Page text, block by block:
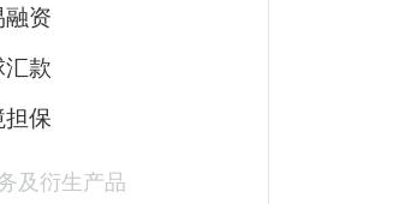
融资
款
担保
及衍生产品